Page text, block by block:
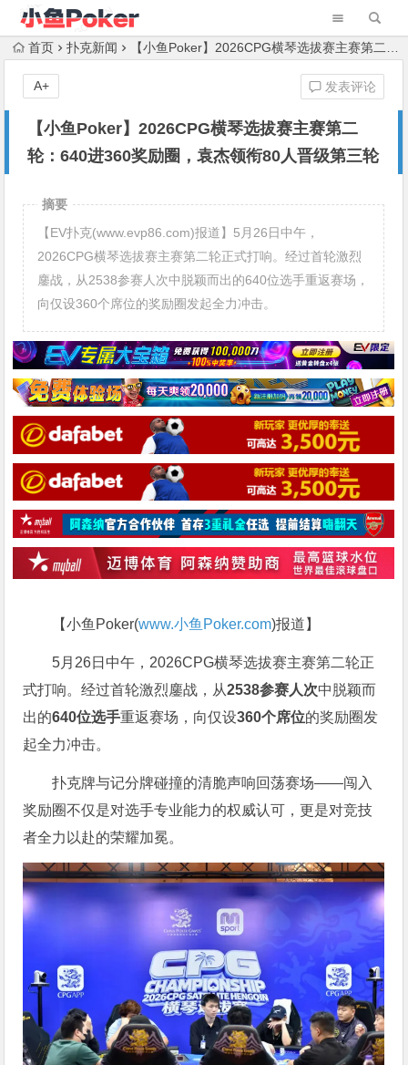
首页 扑克新闻 【小鱼Poker】2026CPG横琴选拔赛主赛第二轮：640进360奖励圈，袁杰领衔80人晋级第三轮
【小鱼Poker】2026CPG横琴选拔赛主赛第二
轮：640进360奖励圈，袁杰领衔80人晋级第三轮
发表评论
A+
摘要
【EV扑克(www.evp86.com)报道】5月26日中午，
2026CPG横琴选拔赛主赛第二轮正式打响。经过首轮激烈
鏖战，从2538参赛人次中脱颖而出的640位选手重返赛场，
向仅设360个席位的奖励圈发起全力冲击。
【小鱼Poker(www.小鱼Poker.com)报道】
5月26日中午，2026CPG横琴选拔赛主赛第二轮正
式打响。经过首轮激烈鏖战，从2538参赛人次中脱颖而
出的640位选手重返赛场，向仅设360个席位的奖励圈发
起全力冲击。
扑克牌与记分牌碰撞的清脆声响回荡赛场——闯入
奖励圈不仅是对选手专业能力的权威认可，更是对竞技
者全力以赴的荣耀加冕。